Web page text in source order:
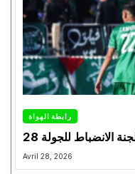
رابطة الهواة
الانضباط للجولة 28
Avril 28, 2026